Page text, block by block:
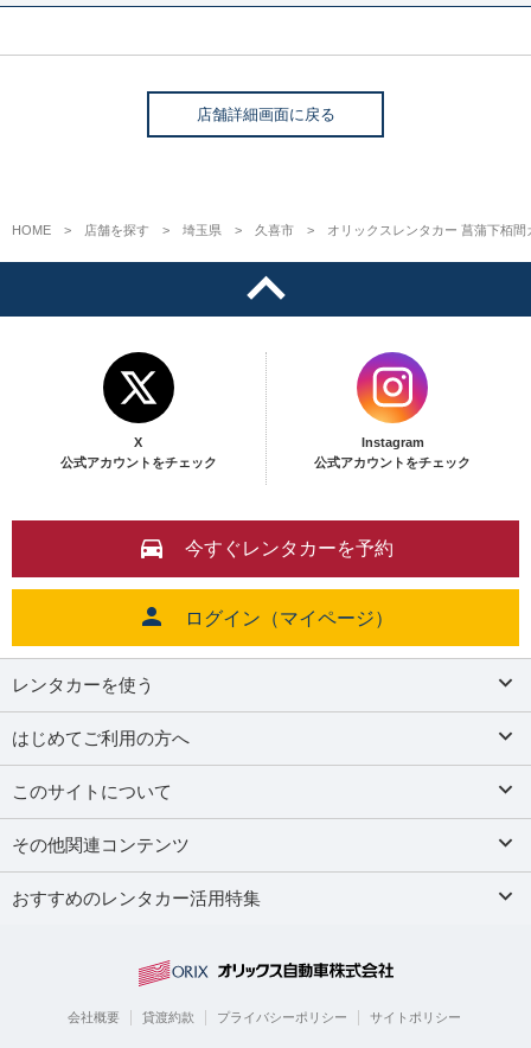
店舗詳細画面に戻る
HOME 店舗を探す 埼玉県 久喜市 オリックスレンタカー 菖蒲下栢間
X
公式アカウントをチェック
Instagram
公式アカウントをチェック
今すぐレンタカーを予約
ログイン（マイページ）
レンタカーを使う
はじめてご利用の方へ
このサイトについて
その他関連コンテンツ
おすすめのレンタカー活用特集
会社概要 貸渡約款 プライバシーポリシー サイトポリシー